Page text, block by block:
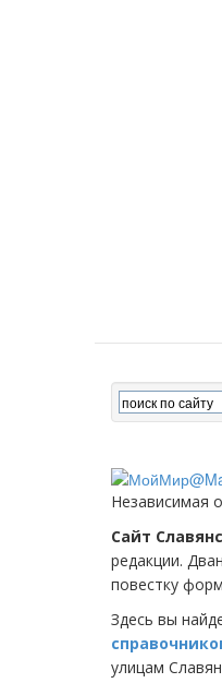
Независимая
Сайт
редакции.
повестку
Здесь вы
улицам